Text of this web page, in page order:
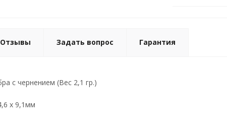
Отзывы Задать вопрос Гарантия
с чернением (Вес 2,1 гр.)
х 9,1мм